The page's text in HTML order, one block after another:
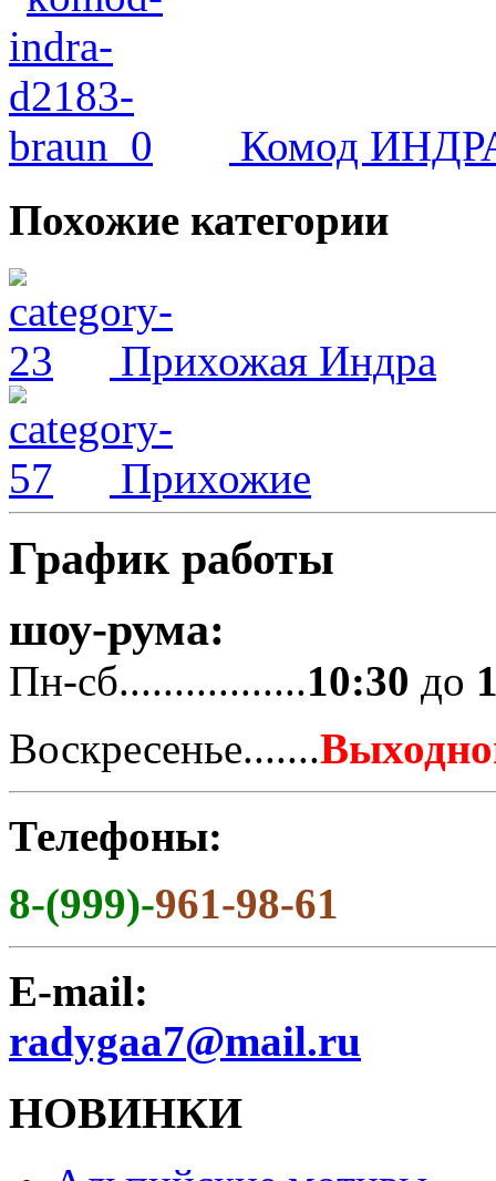
Комод
Похожие категории
Прихожая Индра
Прихожие
График работы
шоу-рума:
Пн-сб.................10:30 до
Воскресенье.......
Телефоны:
8-(999)-961-98-61
E-mail:
radygaa7@mail.ru
НОВИНКИ